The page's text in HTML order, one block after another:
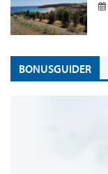
BONUSGUIDER